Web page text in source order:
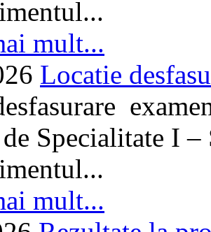
mult...
Locatie
Specialitate I
mult...